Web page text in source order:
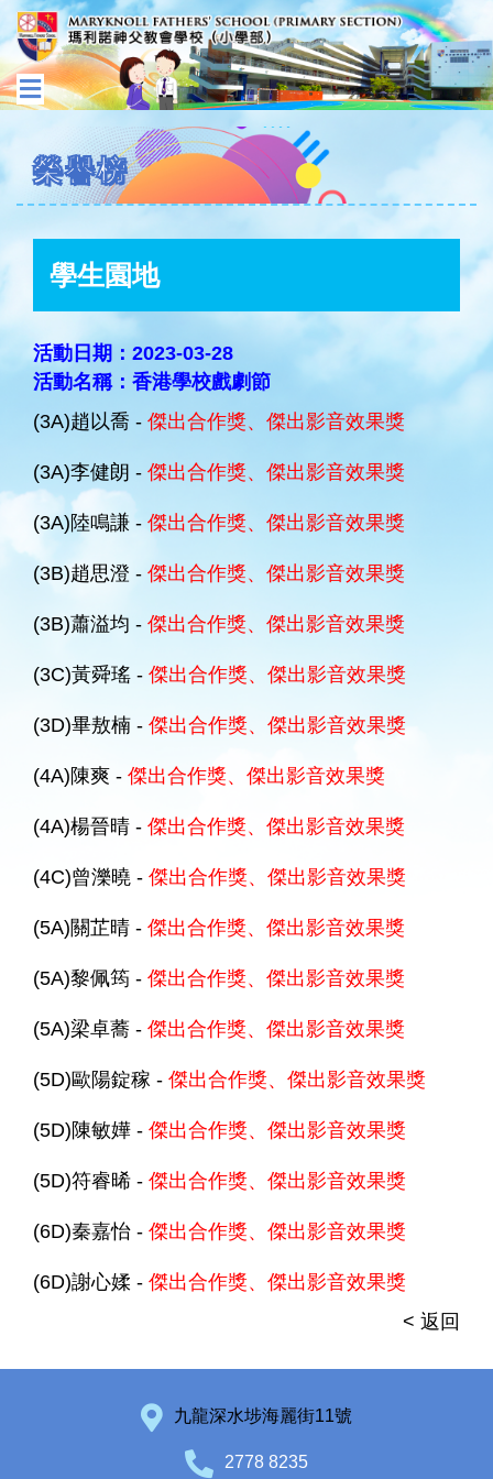
榮譽榜
學生園地
活動日期：2023-03-28
活動名稱：香港學校戲劇節
(3A)趙以喬 - 傑出合作獎、傑出影音效果獎
(3A)李健朗 - 傑出合作獎、傑出影音效果獎
(3A)陸鳴謙 - 傑出合作獎、傑出影音效果獎
(3B)趙思澄 - 傑出合作獎、傑出影音效果獎
(3B)蕭溢均 - 傑出合作獎、傑出影音效果獎
(3C)黃舜瑤 - 傑出合作獎、傑出影音效果獎
(3D)畢敖楠 - 傑出合作獎、傑出影音效果獎
(4A)陳爽 - 傑出合作獎、傑出影音效果獎
(4A)楊晉晴 - 傑出合作獎、傑出影音效果獎
(4C)曾濼曉 - 傑出合作獎、傑出影音效果獎
(5A)關芷晴 - 傑出合作獎、傑出影音效果獎
(5A)黎佩筠 - 傑出合作獎、傑出影音效果獎
(5A)梁卓蕎 - 傑出合作獎、傑出影音效果獎
(5D)歐陽錠稼 - 傑出合作獎、傑出影音效果獎
(5D)陳敏嬅 - 傑出合作獎、傑出影音效果獎
(5D)符睿晞 - 傑出合作獎、傑出影音效果獎
(6D)秦嘉怡 - 傑出合作獎、傑出影音效果獎
(6D)謝心媃 - 傑出合作獎、傑出影音效果獎
< 返回
九龍深水埗海麗街11號
2778 8235